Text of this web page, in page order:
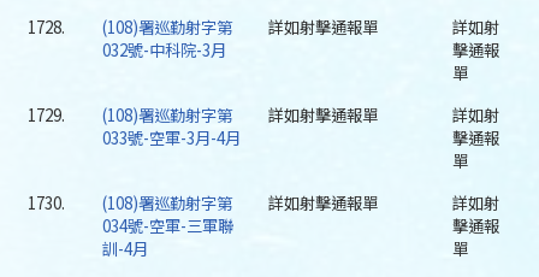
1728.
(108)署巡勤射字第
032號-中科院-3月
詳如射擊通報單
詳如射
擊通報
單
1729.
(108)署巡勤射字第
033號-空軍-3月-4月
詳如射擊通報單
詳如射
擊通報
單
1730.
(108)署巡勤射字第
034號-空軍-三軍聯
訓-4月
詳如射擊通報單
詳如射
擊通報
單